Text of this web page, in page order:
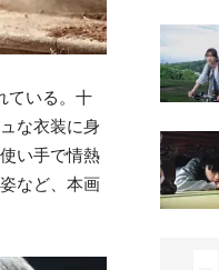
ている。十
な衣装に身
い手で情熱
など、本画